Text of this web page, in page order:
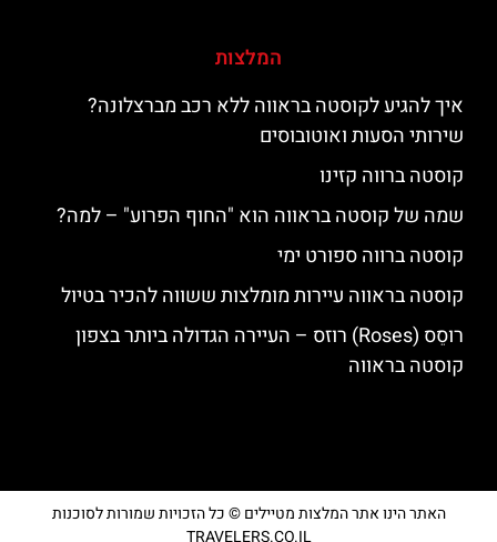
המלצות
איך להגיע לקוסטה בראווה ללא רכב מברצלונה?
שירותי הסעות ואוטובוסים
קוסטה ברווה קזינו
שמה של קוסטה בראווה הוא "החוף הפרוע" – למה?
קוסטה ברווה ספורט ימי
קוסטה בראווה עיירות מומלצות ששווה להכיר בטיול
רוסֵס (Roses) רוזס – העיירה הגדולה ביותר בצפון
קוסטה בראווה
האתר הינו אתר המלצות מטיילים © כל הזכויות שמורות לסוכנות